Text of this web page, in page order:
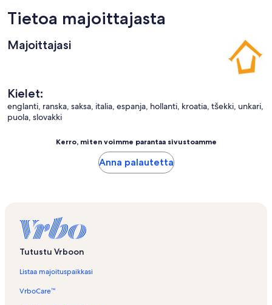
Tietoa majoittajasta
Majoittajasi
Kielet:
englanti, ranska, saksa, italia, espanja, hollanti, kroatia, tšekki, unkari,
puola, slovakki
Kerro, miten voimme parantaa sivustoamme
Anna palautetta
Tutustu Vrboon
Listaa majoituspaikkasi
VrboCare™